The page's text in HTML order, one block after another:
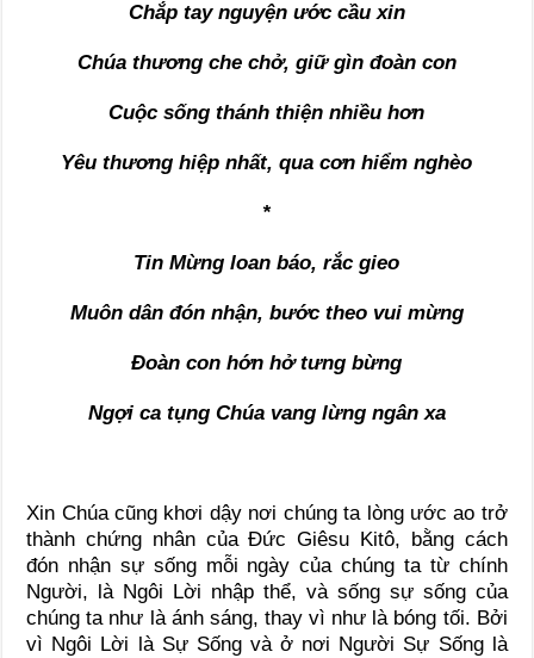
Chắp tay nguyện ước cầu xin
Chúa thương che chở, giữ gìn đoàn con
Cuộc sống thánh thiện nhiều hơn
Yêu thương hiệp nhất, qua cơn hiểm nghèo
*
Tin Mừng loan báo, rắc gieo
Muôn dân đón nhận, bước theo vui mừng
Đoàn con hớn hở tưng bừng
Ngợi ca tụng Chúa vang lừng ngân xa
Xin Chúa cũng khơi dậy nơi chúng ta lòng ước ao trở
thành chứng nhân của Đức Giêsu Kitô, bằng cách
đón nhận sự sống mỗi ngày của chúng ta từ chính
Người, là Ngôi Lời nhập thể, và sống sự sống của
chúng ta như là ánh sáng, thay vì như là bóng tối. Bởi
vì Ngôi Lời là Sự Sống và ở nơi Người Sự Sống là